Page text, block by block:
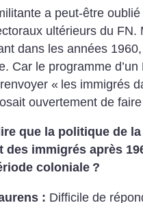
a peut-être
ultérieurs du FN.
dans les années
Car le programme
« les immigrés
ouvertement de
que la politique de
des immigrés après
coloniale ?
: Difficile de